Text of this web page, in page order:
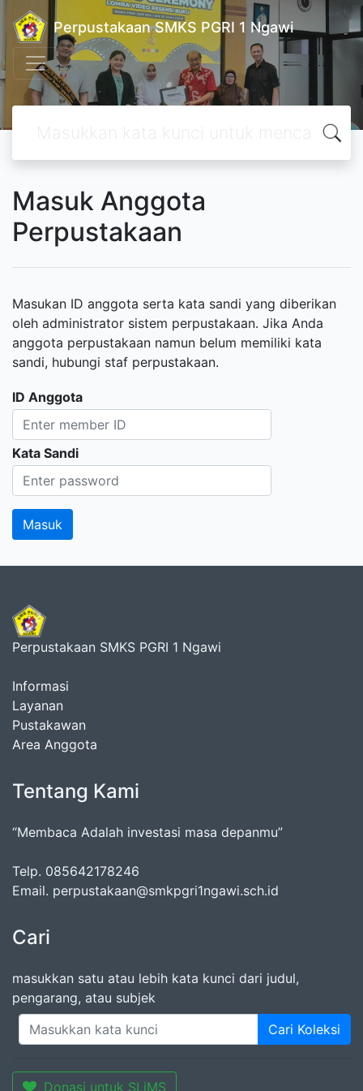
Perpustakaan SMKS PGRI 1 Ngawi
Masuk Anggota
Perpustakaan
Masukan ID anggota serta kata sandi yang diberikan
oleh administrator sistem perpustakaan. Jika Anda
anggota perpustakaan namun belum memiliki kata
sandi, hubungi staf perpustakaan.
ID Anggota
Kata Sandi
Perpustakaan SMKS PGRI 1 Ngawi
Informasi
Layanan
Pustakawan
Area Anggota
Tentang Kami
“Membaca Adalah investasi masa depanmu”
Telp. 085642178246
Email. perpustakaan@smkpgri1ngawi.sch.id
Cari
masukkan satu atau lebih kata kunci dari judul,
pengarang, atau subjek
Cari Koleksi
Donasi untuk SLiMS